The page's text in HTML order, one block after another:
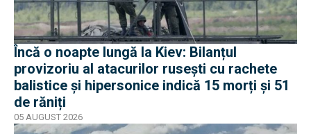
Încă o noapte lungă la Kiev: Bilanțul
provizoriu al atacurilor rusești cu rachete
balistice și hipersonice indică 15 morți și 51
de răniți
05 AUGUST 2026